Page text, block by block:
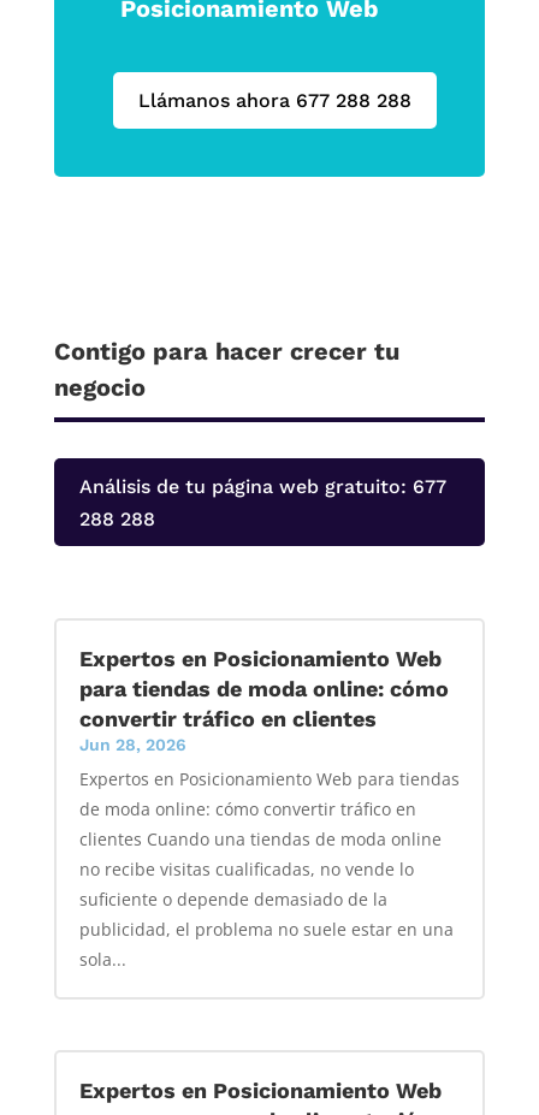
Posicionamiento Web
Llámanos ahora 677 288 288
Contigo para hacer crecer tu
negocio
Análisis de tu página web gratuito: 677
288 288
Expertos en Posicionamiento Web
para tiendas de moda online: cómo
convertir tráfico en clientes
Jun 28, 2026
Expertos en Posicionamiento Web para tiendas
de moda online: cómo convertir tráfico en
clientes Cuando una tiendas de moda online
no recibe visitas cualificadas, no vende lo
suficiente o depende demasiado de la
publicidad, el problema no suele estar en una
sola...
Expertos en Posicionamiento Web